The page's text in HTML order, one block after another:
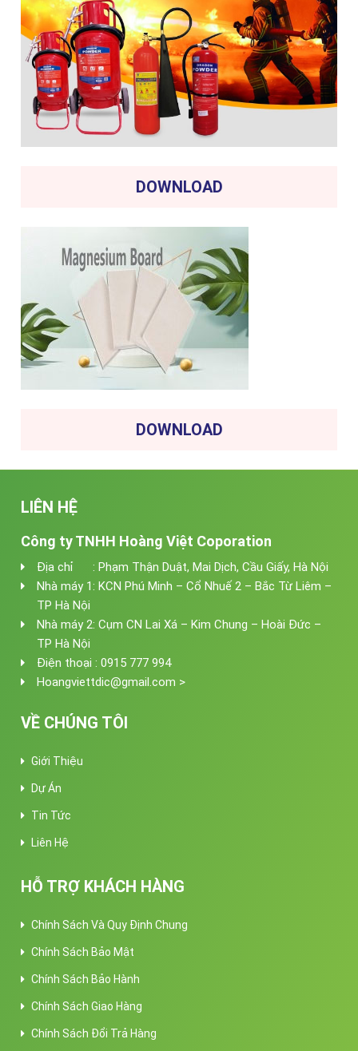
DOWNLOAD
DOWNLOAD
LIÊN HỆ
Công ty TNHH Hoàng Việt Coporation
Địa chỉ : Phạm Thận Duật, Mai Dịch, Cầu Giấy, Hà Nội
Nhà máy 1: KCN Phú Minh – Cổ Nhuế 2 – Bắc Từ Liêm –
TP Hà Nội
Nhà máy 2: Cụm CN Lai Xá – Kim Chung – Hoài Đức –
TP Hà Nội
Điện thoại : 0915 777 994
Hoangviettdic@gmail.com >
VỀ CHÚNG TÔI
Giới Thiệu
Dự Án
Tin Tức
Liên Hệ
HỖ TRỢ KHÁCH HÀNG
Chính Sách Và Quy Định Chung
Chính Sách Bảo Mật
Chính Sách Bảo Hành
Chính Sách Giao Hàng
Chính Sách Đổi Trả Hàng